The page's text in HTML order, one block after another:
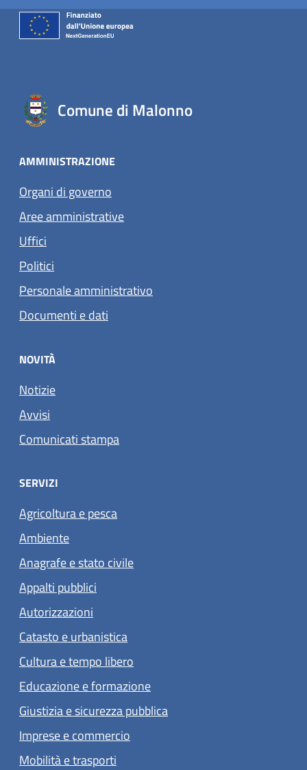
Comune di Malonno
AMMINISTRAZIONE
Organi di governo
Aree amministrative
Uffici
Politici
Personale amministrativo
Documenti e dati
NOVITÀ
Notizie
Avvisi
Comunicati stampa
SERVIZI
Agricoltura e pesca
Ambiente
Anagrafe e stato civile
Appalti pubblici
Autorizzazioni
Catasto e urbanistica
Cultura e tempo libero
Educazione e formazione
Giustizia e sicurezza pubblica
Imprese e commercio
Mobilità e trasporti